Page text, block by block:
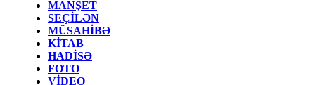
MANŞET
SEÇİLƏN
MÜSAHİBƏ
KİTAB
HADİSƏ
FOTO
VİDEO